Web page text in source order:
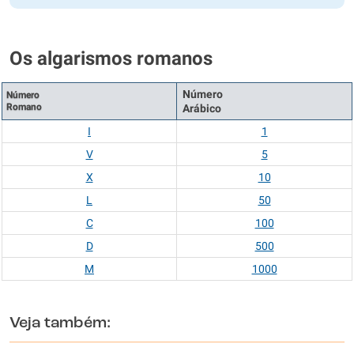
Os algarismos romanos
Número
Romano
Número
Arábico
I
1
V
5
X
10
L
50
C
100
D
500
M
1000
Veja também: